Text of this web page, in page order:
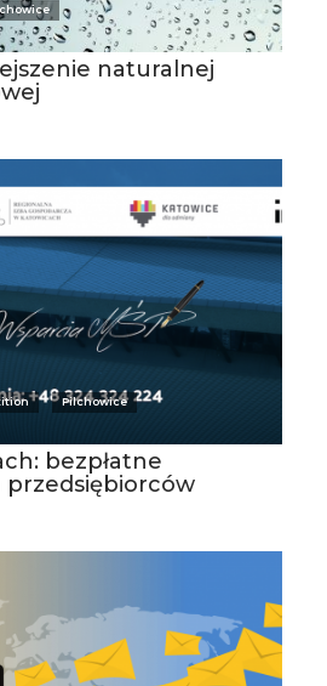
naturalnej
Pilchowice
bezpłatne
przedsiębiorców